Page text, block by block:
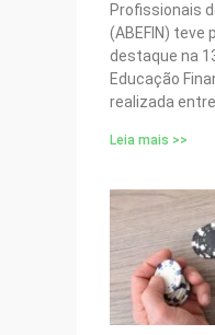
Profissionais
(ABEFIN) teve
destaque na
Educação
realizada
Leia mais >>